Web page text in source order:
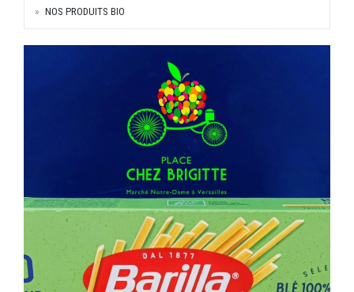
NOS PRODUITS BIO